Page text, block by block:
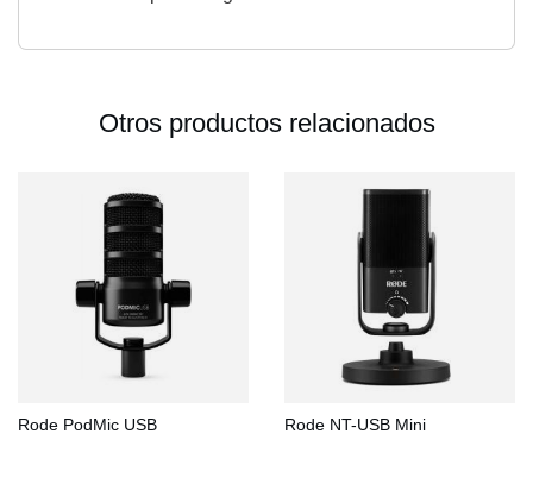
Otros productos relacionados
Rode PodMic USB Rode NT-USB Mini